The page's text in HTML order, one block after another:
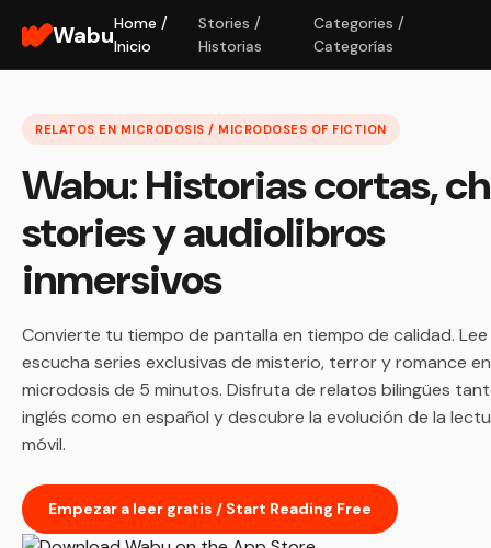
WabuHome /
Inicio
Stories /
Historias
Categories /
Categorías
RELATOS EN MICRODOSIS / MICRODOSES OF FICTION
Wabu: Historias cortas,
stories y audiolibros
inmersivos
Convierte tu tiempo de pantalla en tiempo de calidad.
escucha series exclusivas de misterio, terror y romance en
microdosis de 5 minutos. Disfruta de relatos bilingües
inglés como en español y descubre la evolución de la
móvil.
Empezar a leer gratis / Start Reading Free